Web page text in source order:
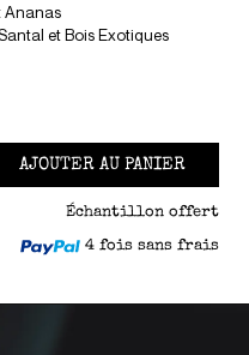
Ananas
et Bois Exotiques
AJOUTER AU PANIER
Échantillon offert
4 fois sans frais